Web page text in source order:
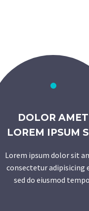
DOLOR AMET
LOREM IPSUM
Lorem ipsum dolor sit
consectetur adipisicing
sed do eiusmod